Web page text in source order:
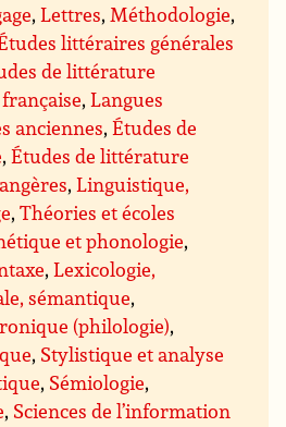
,Lettres, Méthodologie,
littéraires générales
de littérature
,Langues
anciennes,Études de
,Études de littérature
,Linguistique,
,Théories et écoles
et phonologie,
,Lexicologie,
sémantique,
(philologie),
, Stylistique et analyse
, Sémiologie,
, Sciences de l’information